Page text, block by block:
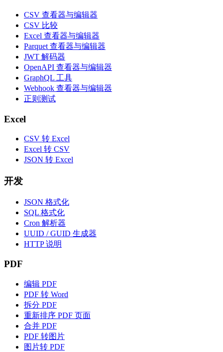
CSV 查看器与编辑器
CSV 比较
Excel 查看器与编辑器
Parquet 查看器与编辑器
JWT 解码器
OpenAPI 查看器与编辑器
GraphQL 工具
Webhook 查看器与编辑器
正则测试
Excel
CSV 转 Excel
Excel 转 CSV
JSON 转 Excel
开发
JSON 格式化
SQL 格式化
Cron 解析器
UUID / GUID 生成器
HTTP 说明
PDF
编辑 PDF
PDF 转 Word
拆分 PDF
重新排序 PDF 页面
合并 PDF
PDF 转图片
图片转 PDF